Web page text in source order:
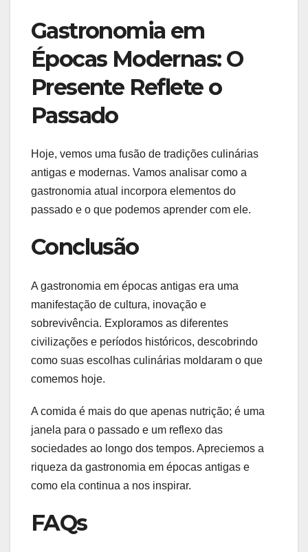
Gastronomia em
Épocas Modernas: O
Presente Reflete o
Passado
Hoje, vemos uma fusão de tradições culinárias
antigas e modernas. Vamos analisar como a
gastronomia atual incorpora elementos do
passado e o que podemos aprender com ele.
Conclusão
A gastronomia em épocas antigas era uma
manifestação de cultura, inovação e
sobrevivência. Exploramos as diferentes
civilizações e períodos históricos, descobrindo
como suas escolhas culinárias moldaram o que
comemos hoje.
A comida é mais do que apenas nutrição; é uma
janela para o passado e um reflexo das
sociedades ao longo dos tempos. Apreciemos a
riqueza da gastronomia em épocas antigas e
como ela continua a nos inspirar.
FAQs